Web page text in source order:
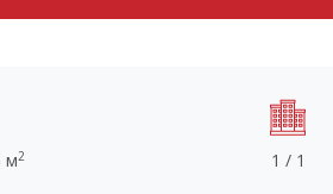
м2 1 / 1